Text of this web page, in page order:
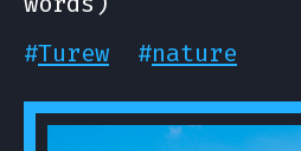
#Turew #nature